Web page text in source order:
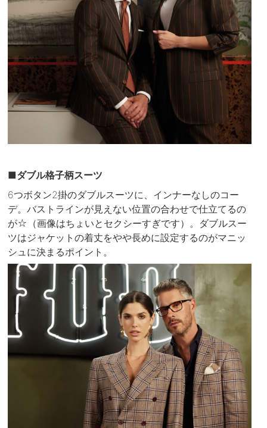
■ダブル格子柄スーツ
6つボタン2掛のダブルスーツに、インナーなしのコー
デ。バストラインが見えない位置の合わせで仕立てるの
が☆（画像はちょいとセクシーすぎです）。ダブルスー
ツはジャケットの着丈をやや長めに設定するのがマニッ
シュに決まるポイント。